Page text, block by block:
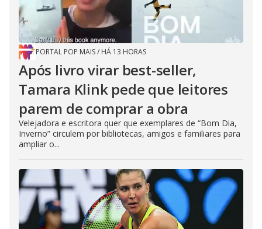
PORTAL POP MAIS/ HÁ 13 HORAS
Após livro virar best-seller,
Tamara Klink pede que leitores
parem de comprar a obra
Velejadora e escritora quer que exemplares de “Bom Dia,
Inverno” circulem por bibliotecas, amigos e familiares para
ampliar o...